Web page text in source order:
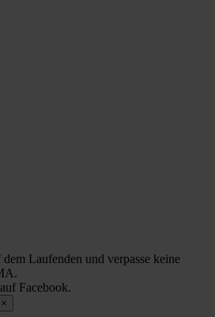
Laufenden und verpasse keine
Facebook.
×